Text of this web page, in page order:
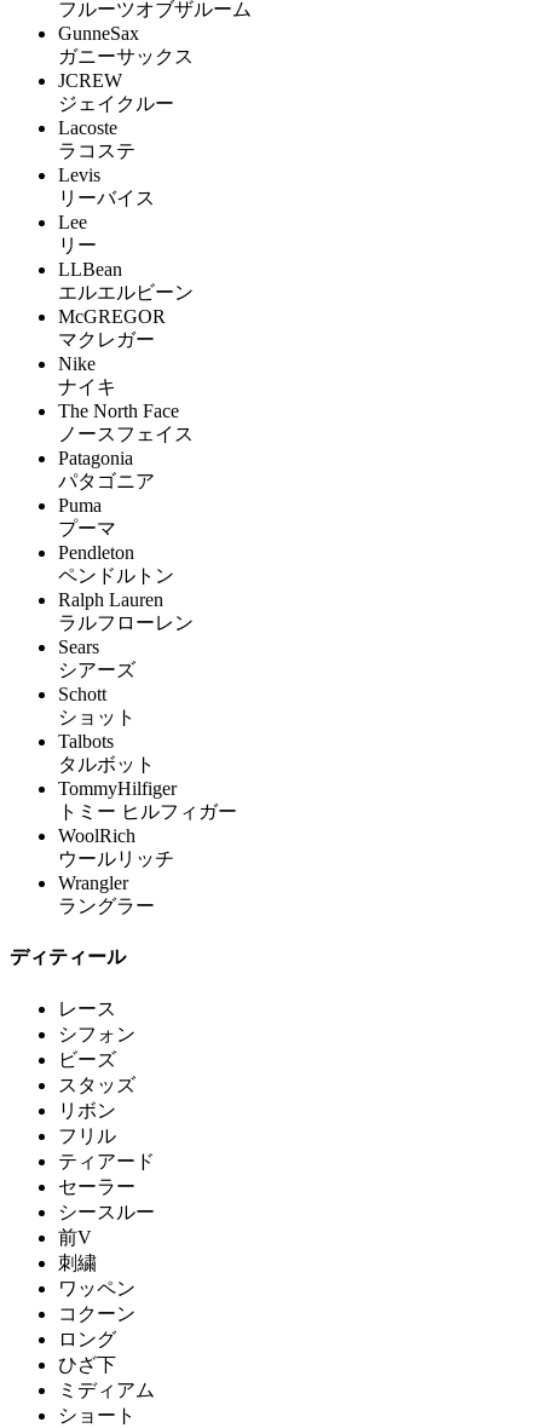
フルーツオブザルーム
GunneSax
ガニーサックス
JCREW
ジェイクルー
Lacoste
ラコステ
Levis
リーバイス
Lee
リー
LLBean
エルエルビーン
McGREGOR
マクレガー
Nike
ナイキ
The North Face
ノースフェイス
Patagonia
パタゴニア
Puma
プーマ
Pendleton
ペンドルトン
Ralph Lauren
ラルフローレン
Sears
シアーズ
Schott
ショット
Talbots
タルボット
TommyHilfiger
トミー ヒルフィガー
WoolRich
ウールリッチ
Wrangler
ラングラー
ディティール
レース
シフォン
ビーズ
スタッズ
リボン
フリル
ティアード
セーラー
シースルー
前V
刺繍
ワッペン
コクーン
ロング
ひざ下
ミディアム
ショート